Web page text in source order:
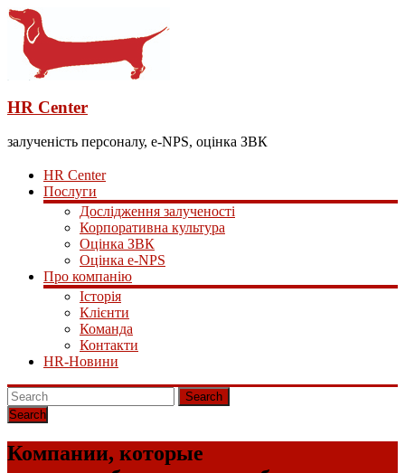
HR Center
залученість персоналу, e-NPS, оцінка ЗВК
HR Center
Послуги
Дослідження залученості
Корпоративна культура
Оцінка ЗВК
Оцінка e-NPS
Про компанію
Історія
Клієнти
Команда
Контакти
HR-Новини
Search
Компании, которые